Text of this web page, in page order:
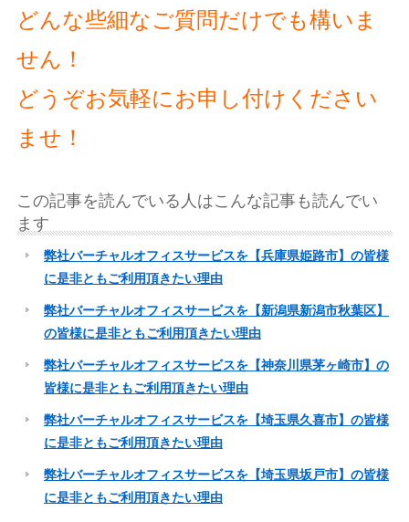
どんな些細なご質問だけでも構いま
せん！
どうぞお気軽にお申し付けください
ませ！
この記事を読んでいる人はこんな記事も読んでい
ます
弊社バーチャルオフィスサービスを【兵庫県姫路市】の皆様
に是非ともご利用頂きたい理由
弊社バーチャルオフィスサービスを【新潟県新潟市秋葉区】
の皆様に是非ともご利用頂きたい理由
弊社バーチャルオフィスサービスを【神奈川県茅ヶ崎市】の
皆様に是非ともご利用頂きたい理由
弊社バーチャルオフィスサービスを【埼玉県久喜市】の皆様
に是非ともご利用頂きたい理由
弊社バーチャルオフィスサービスを【埼玉県坂戸市】の皆様
に是非ともご利用頂きたい理由